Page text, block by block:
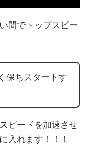
間でトップスピー
保ちスタートす
ピードを加速させ
入れます！！！